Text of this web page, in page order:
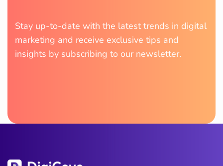
Stay up-to-date with the latest trends in digital
marketing and receive exclusive tips and
insights by subscribing to our newsletter.